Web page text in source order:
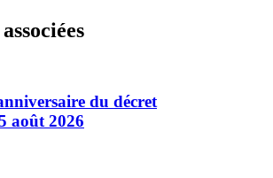
du décret
août 2026